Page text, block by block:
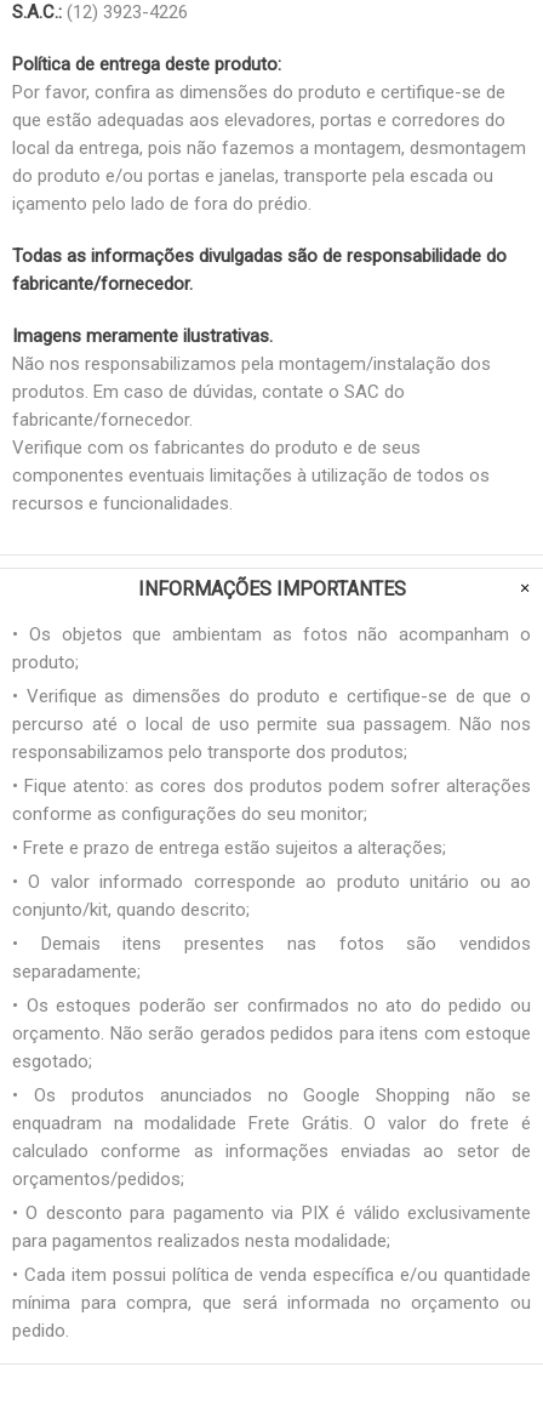
S.A.C.: (12) 3923-4226
Política de entrega deste produto:
Por favor, confira as dimensões do produto e certifique-se de
que estão adequadas aos elevadores, portas e corredores do
local da entrega, pois não fazemos a montagem, desmontagem
do produto e/ou portas e janelas, transporte pela escada ou
içamento pelo lado de fora do prédio.
Todas as informações divulgadas são de responsabilidade do
fabricante/fornecedor.
Imagens meramente ilustrativas.
Não nos responsabilizamos pela montagem/instalação dos
produtos. Em caso de dúvidas, contate o SAC do
fabricante/fornecedor.
Verifique com os fabricantes do produto e de seus
componentes eventuais limitações à utilização de todos os
recursos e funcionalidades.
INFORMAÇÕES IMPORTANTES
• Os objetos que ambientam as fotos não acompanham o
produto;
• Verifique as dimensões do produto e certifique-se de que o
percurso até o local de uso permite sua passagem. Não nos
responsabilizamos pelo transporte dos produtos;
• Fique atento: as cores dos produtos podem sofrer alterações
conforme as configurações do seu monitor;
• Frete e prazo de entrega estão sujeitos a alterações;
• O valor informado corresponde ao produto unitário ou ao
conjunto/kit, quando descrito;
• Demais itens presentes nas fotos são vendidos
separadamente;
• Os estoques poderão ser confirmados no ato do pedido ou
orçamento. Não serão gerados pedidos para itens com estoque
esgotado;
• Os produtos anunciados no Google Shopping não se
enquadram na modalidade Frete Grátis. O valor do frete é
calculado conforme as informações enviadas ao setor de
orçamentos/pedidos;
• O desconto para pagamento via PIX é válido exclusivamente
para pagamentos realizados nesta modalidade;
• Cada item possui política de venda específica e/ou quantidade
mínima para compra, que será informada no orçamento ou
pedido.